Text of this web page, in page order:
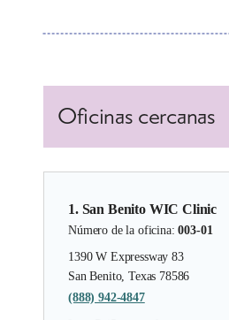
Oficinas cercanas
1. San Benito WIC Clinic
Número de la oficina:003-01
1390 W Expressway 83
San Benito, Texas 78586
(888) 942-4847